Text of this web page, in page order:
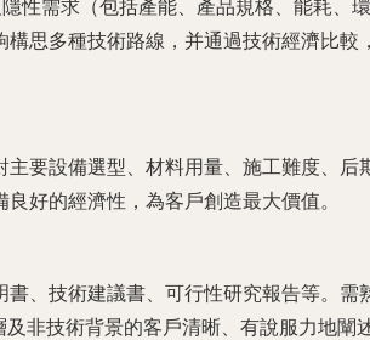
性需求（包括產能、產品規格、能耗、
思多種技術路線，并通過技術經濟比較
要設備選型、材料用量、施工難度、后
好的經濟性，為客戶創造最大價值。
、技術建議書、可行性研究報告等。需
非技術背景的客戶清晰、有說服力地闡